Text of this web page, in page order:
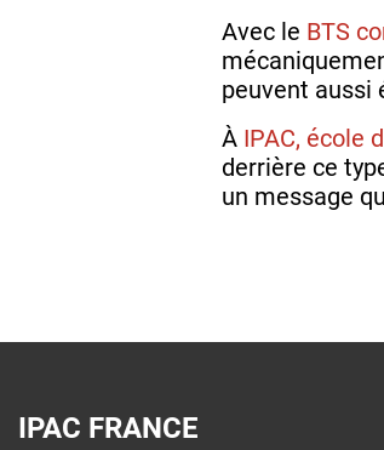
Avec le BTS
peuvent aussi
À IPAC, école
derrière ce
un message
IPAC FRANCE